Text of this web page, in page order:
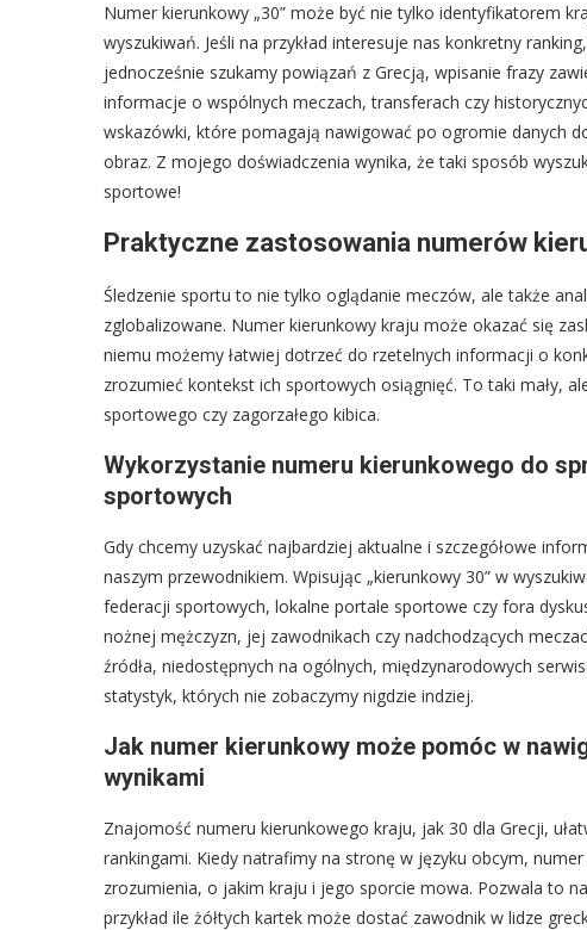
Numer kierunkowy „30” może być nie tylko identyfikatorem
wyszukiwań. Jeśli na przykład interesuje nas konkretny
jednocześnie szukamy powiązań z Grecją, wpisanie frazy
informacje o wspólnych meczach, transferach czy
wskazówki, które pomagają nawigować po ogromie danych
obraz. Z mojego doświadczenia wynika, że taki sposób
sportowe!
Praktyczne zastosowania numerów
Śledzenie sportu to nie tylko oglądanie meczów, ale także
zglobalizowane. Numer kierunkowy kraju może okazać się
niemu możemy łatwiej dotrzeć do rzetelnych informacji o
zrozumieć kontekst ich sportowych osiągnięć. To taki mały,
sportowego czy zagorzałego kibica.
Wykorzystanie numeru kierunkowego do
sportowych
Gdy chcemy uzyskać najbardziej aktualne i szczegółowe
naszym przewodnikiem. Wpisując „kierunkowy 30” w
federacji sportowych, lokalne portale sportowe czy fora
nożnej mężczyzn, jej zawodnikach czy nadchodzących
źródła, niedostępnych na ogólnych, międzynarodowych
statystyk, których nie zobaczymy nigdzie indziej.
Jak numer kierunkowy może pomóc w
wynikami
Znajomość numeru kierunkowego kraju, jak 30 dla Grecji,
rankingami. Kiedy natrafimy na stronę w języku obcym,
zrozumienia, o jakim kraju i jego sporcie mowa. Pozwala to
przykład ile żółtych kartek może dostać zawodnik w lidze